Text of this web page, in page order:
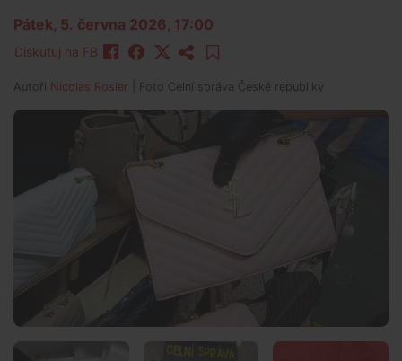
Pátek, 5. června 2026, 17:00
Diskutuj na FB
Autoři Nicolas Rosier | Foto Celní správa České republiky